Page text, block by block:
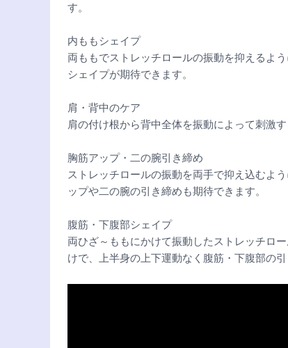
す。
内ももシェイプ
両ももでストレッチロールの振動を抑えるよ
シェイプが期待できます。
肩・背中のケア
肩の付け根から背中全体を振動によって刺激
胸筋アップ・二の腕引き締め
ストレッチロールの振動を両手で抑え込むよ
ップや二の腕の引き締めも期待できます。
腹筋・下腹部シェイプ
両ひざ～ももにかけて振動したストレッチロ
けで、上半身の上下運動なく腹筋・下腹部の引